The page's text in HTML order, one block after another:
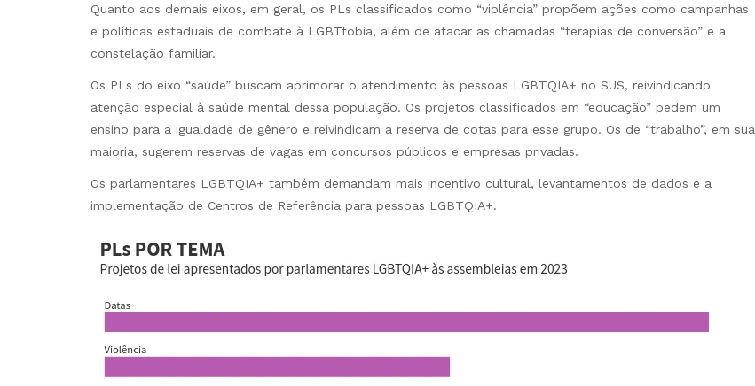
Quanto aos demais eixos, em geral, os PLs classificados como “violência” propõem ações como campanhas
e políticas estaduais de combate à LGBTfobia, além de atacar as chamadas “terapias de conversão” e a
constelação familiar.
Os PLs do eixo “saúde” buscam aprimorar o atendimento às pessoas LGBTQIA+ no SUS, reivindicando
atenção especial à saúde mental dessa população. Os projetos classificados em “educação” pedem um
ensino para a igualdade de gênero e reivindicam a reserva de cotas para esse grupo. Os de “trabalho”, em sua
maioria, sugerem reservas de vagas em concursos públicos e empresas privadas.
Os parlamentares LGBTQIA+ também demandam mais incentivo cultural, levantamentos de dados e a
implementação de Centros de Referência para pessoas LGBTQIA+.